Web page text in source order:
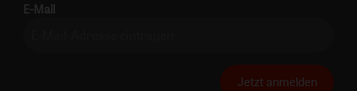
E-Mail
Jetzt anmelden